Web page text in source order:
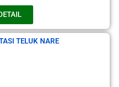
DETAIL
TELUK NARE